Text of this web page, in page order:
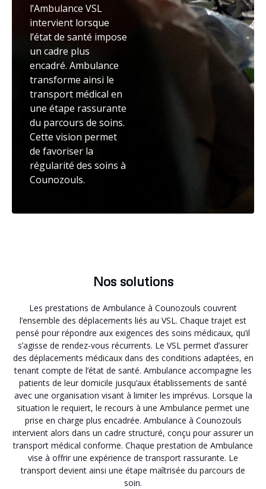
l’Ambulance VSL
intervient lorsque
l’état de santé impose
un cadre plus
encadré. Ambulance
transforme ainsi le
transport médical en
une étape rassurante
du parcours de soins.
Cette vision permet
de favoriser la
régularité des soins à
Counozouls.
Nos solutions
Les prestations de Ambulance à Counozouls couvrent
l’ensemble des déplacements liés au VSL. Chaque trajet est
pensé pour répondre aux exigences des soins médicaux, qu’il
s’agisse de rendez-vous récurrents. Le VSL permet d’assurer
des déplacements médicaux dans des conditions adaptées, en
tenant compte de l’état de santé. Ambulance accompagne les
patients de leur domicile jusqu’aux établissements de santé
avec une organisation visant à limiter les imprévus. Lorsque la
situation le requiert, le recours à une Ambulance permet une
prise en charge plus encadrée. Ambulance à Counozouls
intervient alors dans un cadre structuré, conçu pour assurer un
transport médical conforme. Chaque prestation de Ambulance
vise à offrir une expérience de transport rassurante. Le
transport devient ainsi une étape maîtrisée du parcours de
soin.